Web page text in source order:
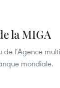
la MIGA
l’Agence
mondiale.